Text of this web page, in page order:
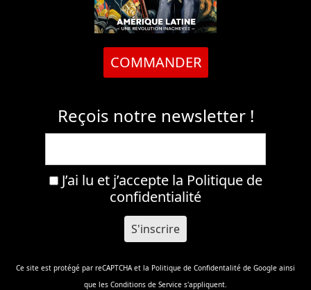
COMMANDER
Reçois notre newsletter !
J’ai lu et j’accepte la Politique de
confidentialité
Ce site est protégé par reCAPTCHA et la Politique de Confidentalité de Google ainsi
que les Conditions de Service s'appliquent.